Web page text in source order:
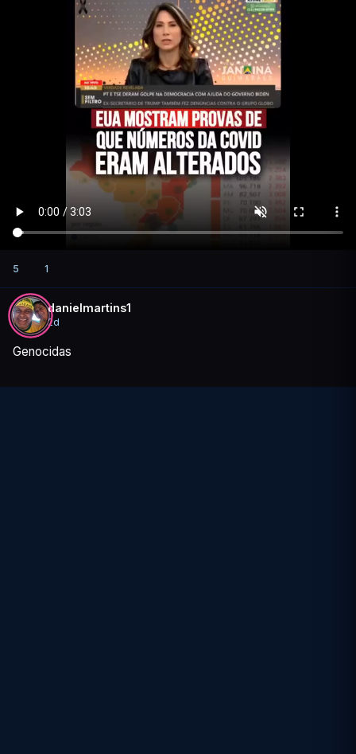
5 1
danielmartins1
2d
Genocidas